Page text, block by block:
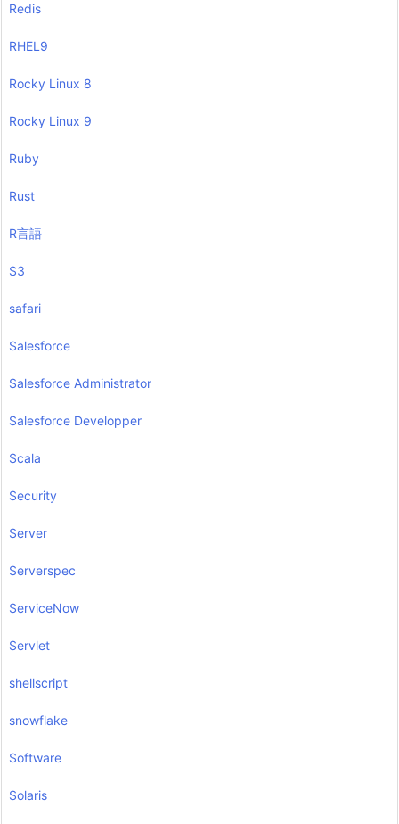
Redis
RHEL9
Rocky Linux 8
Rocky Linux 9
Ruby
Rust
R言語
S3
safari
Salesforce
Salesforce Administrator
Salesforce Developper
Scala
Security
Server
Serverspec
ServiceNow
Servlet
shellscript
snowflake
Software
Solaris